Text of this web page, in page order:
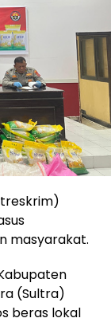
masyarakat.
(Sultra)
beras lokal